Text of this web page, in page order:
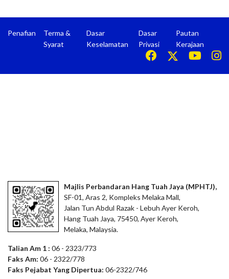
Penafian
Terma &
Syarat
Dasar
Keselamatan
Dasar
Privasi
Pautan
Kerajaan
Majlis Perbandaran Hang Tuah Jaya (MPHTJ),
SF-01, Aras 2, Kompleks Melaka Mall,
Jalan Tun Abdul Razak - Lebuh Ayer Keroh,
Hang Tuah Jaya, 75450, Ayer Keroh,
Melaka, Malaysia.
Talian Am 1 : 06 - 2323/773
Faks Am: 06 - 2322/778
Faks Pejabat Yang Dipertua: 06-2322/746